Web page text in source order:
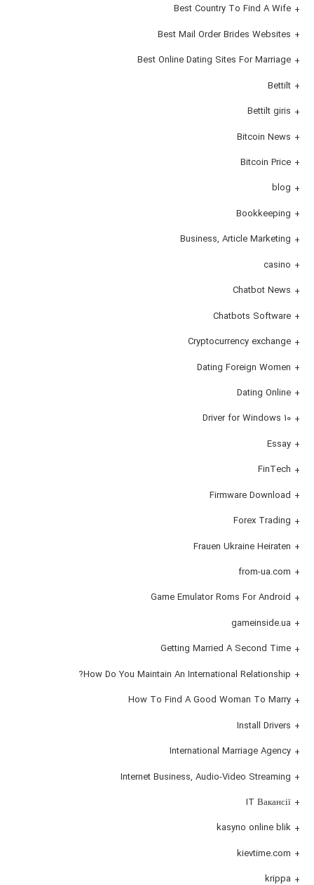
Best Country To Find A Wife
Best Mail Order Brides Websites
Best Online Dating Sites For Marriage
Bettilt
Bettilt giris
Bitcoin News
Bitcoin Price
blog
Bookkeeping
Business, Article Marketing
casino
Chatbot News
Chatbots Software
Cryptocurrency exchange
Dating Foreign Women
Dating Online
Driver for Windows 10
Essay
FinTech
Firmware Download
Forex Trading
Frauen Ukraine Heiraten
from-ua.com
Game Emulator Roms For Android
gameinside.ua
Getting Married A Second Time
How Do You Maintain An International Relationship?
How To Find A Good Woman To Marry
Install Drivers
International Marriage Agency
Internet Business, Audio-Video Streaming
IT Вакансії
kasyno online blik
kievtime.com
krippa